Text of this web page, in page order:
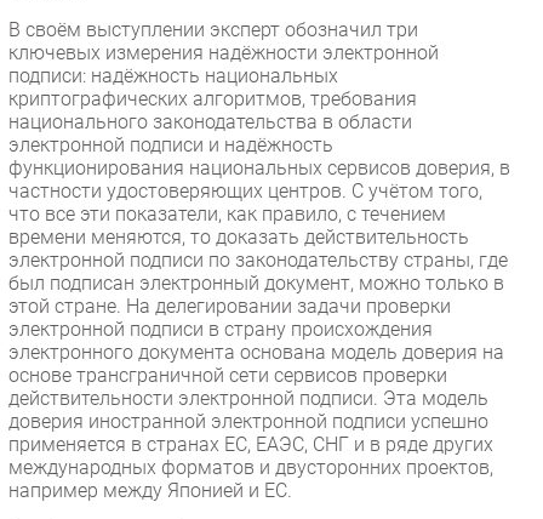
В своём выступлении эксперт обозначил три
ключевых измерения надёжности электронной
подписи: надёжность национальных
криптографических алгоритмов, требования
национального законодательства в области
электронной подписи и надёжность
функционирования национальных сервисов доверия, в
частности удостоверяющих центров. С учётом того,
что все эти показатели, как правило, с течением
времени меняются, то доказать действительность
электронной подписи по законодательству страны, где
был подписан электронный документ, можно только в
этой стране. На делегировании задачи проверки
электронной подписи в страну происхождения
электронного документа основана модель доверия на
основе трансграничной сети сервисов проверки
действительности электронной подписи. Эта модель
доверия иностранной электронной подписи успешно
применяется в странах ЕС, ЕАЭС, СНГ и в ряде других
международных форматов и двусторонних проектов,
например между Японией и ЕС.